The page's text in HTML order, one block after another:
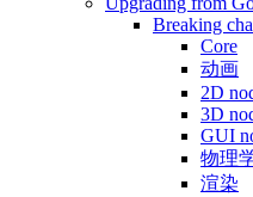
Breaking
Core
动画
2D
3D
GUI
物理
渲染